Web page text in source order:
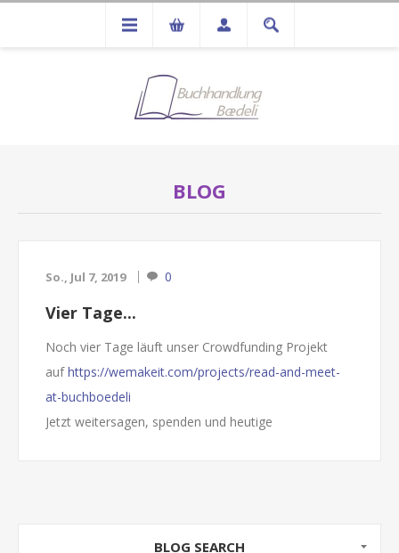
BLOG
So., Jul 7, 2019 0
Vier Tage...
Noch vier Tage läuft unser Crowdfunding Projekt
aufhttps://wemakeit.com/projects/read-and-meet-
at-buchboedeli
Jetzt weitersagen, spenden und heutige
ist für ein Jahr in Afghanistan stat...
BLOG SEARCH